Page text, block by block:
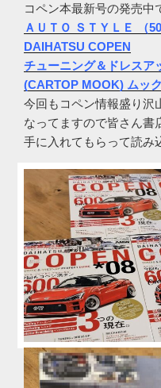
コペン本最新号の発売中
ＡＵＴＯ ＳＴＹＬＥ （50
DAIHATSU COPEN
チューニング＆ドレスア
(CARTOP MOOK) ムッ
今回もコペン情報盛り沢
なってますので皆さん書
手に入れてもらって読み